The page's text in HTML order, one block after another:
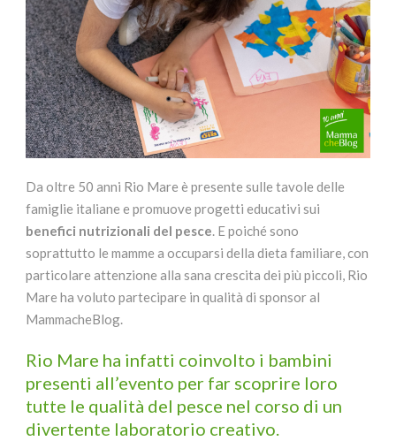
Da oltre 50 anni Rio Mare è presente sulle tavole delle
famiglie italiane e promuove progetti educativi sui
benefici nutrizionali del pesce. E poiché sono
soprattutto le mamme a occuparsi della dieta familiare, con
particolare attenzione alla sana crescita dei più piccoli, Rio
Mare ha voluto partecipare in qualità di sponsor al
MammacheBlog.
Rio Mare ha infatti coinvolto i bambini
presenti all’evento per far scoprire loro
tutte le qualità del pesce nel corso di un
divertente laboratorio creativo.